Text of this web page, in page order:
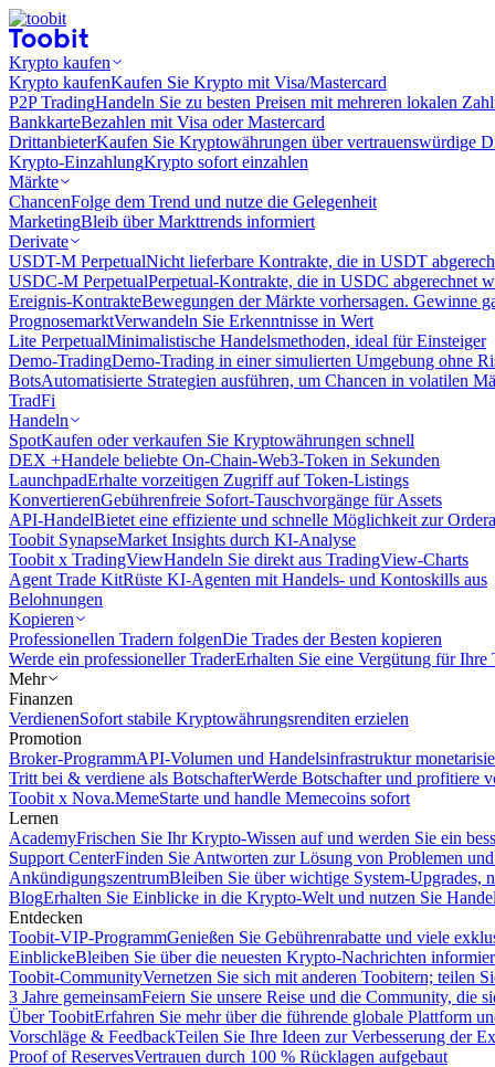
Krypto kaufen
Krypto kaufenKaufen Sie Krypto mit Visa/Mastercard
P2P TradingHandeln Sie zu besten Preisen mit mehreren lokalen
BankkarteBezahlen mit Visa oder Mastercard
DrittanbieterKaufen Sie Kryptowährungen über vertrauenswürdige
Krypto-EinzahlungKrypto sofort einzahlen
Märkte
ChancenFolge dem Trend und nutze die Gelegenheit
MarketingBleib über Markttrends informiert
Derivate
USDT-M PerpetualNicht lieferbare Kontrakte, die in USDT
USDC-M PerpetualPerpetual-Kontrakte, die in USDC abgerechnet
Ereignis-KontrakteBewegungen der Märkte vorhersagen. Gewinne
PrognosemarktVerwandeln Sie Erkenntnisse in Wert
Lite PerpetualMinimalistische Handelsmethoden, ideal für Einsteiger
Demo-TradingDemo-Trading in einer simulierten Umgebung ohne
BotsAutomatisierte Strategien ausführen, um Chancen in volatilen
TradFi
Handeln
SpotKaufen oder verkaufen Sie Kryptowährungen schnell
DEX +Handele beliebte On-Chain-Web3-Token in Sekunden
LaunchpadErhalte vorzeitigen Zugriff auf Token-Listings
KonvertierenGebührenfreie Sofort-Tauschvorgänge für Assets
API-HandelBietet eine effiziente und schnelle Möglichkeit zur
Toobit SynapseMarket Insights durch KI-Analyse
Toobit x TradingViewHandeln Sie direkt aus TradingView-Charts
Agent Trade KitRüste KI-Agenten mit Handels- und Kontoskills aus
Belohnungen
Kopieren
Professionellen Tradern folgenDie Trades der Besten kopieren
Werde ein professioneller TraderErhalten Sie eine Vergütung für Ihre
Mehr
Finanzen
VerdienenSofort stabile Kryptowährungsrenditen erzielen
Promotion
Broker-ProgrammAPI-Volumen und Handelsinfrastruktur
Tritt bei & verdiene als BotschafterWerde Botschafter und profitiere
Toobit x Nova.MemeStarte und handle Memecoins sofort
Lernen
AcademyFrischen Sie Ihr Krypto-Wissen auf und werden Sie ein
Support CenterFinden Sie Antworten zur Lösung von Problemen
AnkündigungszentrumBleiben Sie über wichtige System-Upgrades,
BlogErhalten Sie Einblicke in die Krypto-Welt und nutzen Sie
Entdecken
Toobit-VIP-ProgrammGenießen Sie Gebührenrabatte und viele
EinblickeBleiben Sie über die neuesten Krypto-Nachrichten
Toobit-CommunityVernetzen Sie sich mit anderen Toobitern; teilen
3 Jahre gemeinsamFeiern Sie unsere Reise und die Community, die
Über ToobitErfahren Sie mehr über die führende globale Plattform
Vorschläge & FeedbackTeilen Sie Ihre Ideen zur Verbesserung der
Proof of ReservesVertrauen durch 100 % Rücklagen aufgebaut